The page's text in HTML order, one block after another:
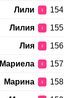
154
♀
Лили
155
♀
Лилия
156
♀
Лия
157
♀
Мариела
158
♀
Марина